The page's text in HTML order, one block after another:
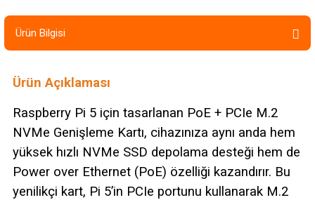
Ürün Bilgisi
Ürün Açıklaması
Raspberry Pi 5 için tasarlanan PoE + PCIe M.2
NVMe Genişleme Kartı, cihazınıza aynı anda hem
yüksek hızlı NVMe SSD depolama desteği hem de
Power over Ethernet (PoE) özelliği kazandırır. Bu
yenilikçi kart, Pi 5’in PCIe portunu kullanarak M.2